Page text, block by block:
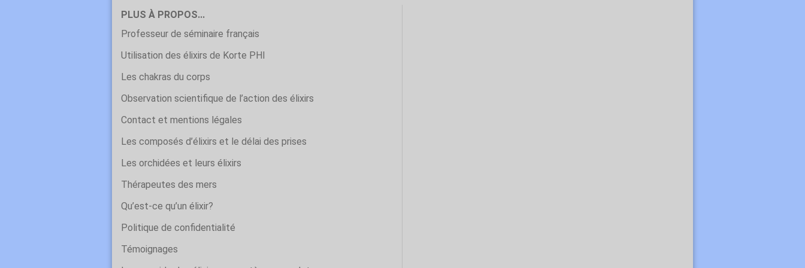
PLUS À PROPOS...
Professeur de séminaire français
Utilisation des élixirs de Korte PHI
Les chakras du corps
Observation scientifique de l’action des élixirs
Contact et mentions légales
Les composés d’élixirs et le délai des prises
Les orchidées et leurs élixirs
Thérapeutes des mers
Qu’est-ce qu’un élixir?
Politique de confidentialité
Témoignages